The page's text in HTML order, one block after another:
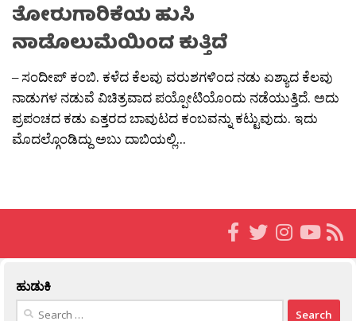
ತೋರುಗಾರಿಕೆಯ ಹುಸಿ
ನಾಡೊಲುಮೆಯಿಂದ ಕುತ್ತಿದೆ
– ಸಂದೀಪ್ ಕಂಬಿ. ಕಳೆದ ಕೆಲವು ವರುಶಗಳಿಂದ ನಡು ಏಶ್ಯಾದ ಕೆಲವು
ನಾಡುಗಳ ನಡುವೆ ವಿಚಿತ್ರವಾದ ಪಯ್ಪೋಟಿಯೊಂದು ನಡೆಯುತ್ತಿದೆ. ಅದು
ಪ್ರಪಂಚದ ಕಡು ಎತ್ತರದ ಬಾವುಟದ ಕಂಬವನ್ನು ಕಟ್ಟುವುದು. ಇದು
ಮೊದಲ್ಗೊಂಡಿದ್ದು ಅಬು ದಾಬಿಯಲ್ಲಿ...
ಹುಡುಕಿ
Search